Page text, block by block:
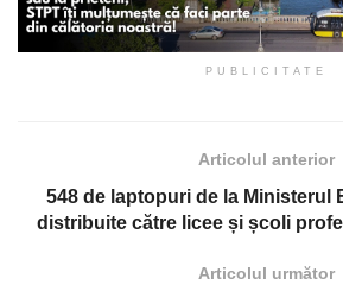
PUBLICITATE
Articolul anterior
548 de laptopuri de la Ministerul
distribuite către licee și școli
Articolul următor